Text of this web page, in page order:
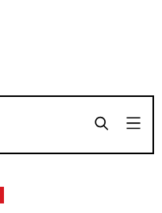
SHARE
SHARE